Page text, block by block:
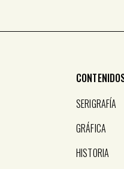
SERIGRAFÍA
GRÁFICA
HISTORIA